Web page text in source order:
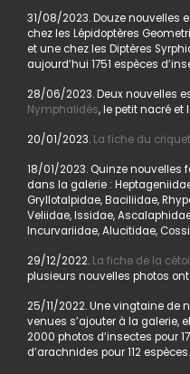
31/08/2023. Douze nouvelles
chez les Lépidoptères
et une chez les Diptères
aujourd’hui 1751 espèces
28/06/2023. Deux nouvelles
Nymphalidés, le petit nacré et
20/01/2023. La fiche du
18/01/2023. Quinze nouvelles
dans la galerie :
Gryllotalpidae, Baciliidae,
Veliidae, Issidae,
Incurvariidae, Alucitidae,
29/12/2022. La fiche de la
plusieurs nouvelles photos
25/11/2022. Une vingtaine de
venues s’ajouter à la galerie,
2000 photos d’insectes pour
d’arachnides pour 112 espèces.